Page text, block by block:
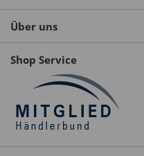
Über uns
Shop Service